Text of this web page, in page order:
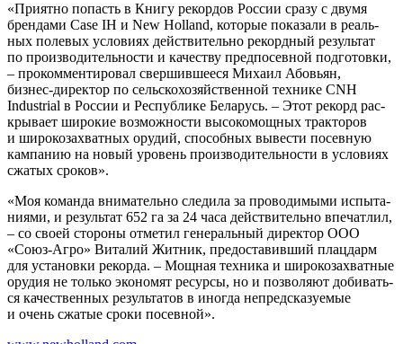
«При­ят­но попасть в Кни­гу рекор­дов Рос­сии сра­зу с дву­мя
брен­да­ми Case IH и New Holland, кото­рые пока­за­ли в реаль­
ных поле­вых усло­ви­ях дей­стви­тель­но рекорд­ный резуль­тат
по про­из­во­ди­тель­но­сти и каче­ству пред­по­сев­ной под­го­тов­ки,
– про­ком­мен­ти­ро­вал свер­шив­ше­е­ся Миха­ил Або­вьян,
бизнес‑директор по сель­ско­хо­зяй­ствен­ной тех­ни­ке CNH
Industrial в Рос­сии и Рес­пуб­ли­ке Бела­русь. – Этот рекорд рас­
кры­ва­ет широ­кие воз­мож­но­сти высо­ко­мощ­ных трак­то­ров
и широ­ко­за­хват­ных ору­дий, спо­соб­ных выве­сти посев­ную
кам­па­нию на новый уро­вень про­из­во­ди­тель­но­сти в усло­ви­ях
сжа­тых сроков».
«Моя коман­да вни­ма­тель­но сле­ди­ла за про­во­ди­мы­ми испы­та­
ни­я­ми, и резуль­тат 652 га за 24 часа дей­стви­тель­но впе­чат­лил,
– со сво­ей сто­ро­ны отме­тил гене­раль­ный дирек­тор ООО
«Союз‑Агро» Вита­лий Жит­ник, предо­ста­вив­ший плац­дарм
для уста­нов­ки рекор­да. – Мощ­ная тех­ни­ка и широ­ко­за­хват­ные
ору­дия не толь­ко эко­но­мят ресур­сы, но и поз­во­ля­ют доби­вать­
ся каче­ствен­ных резуль­та­тов в ино­гда непред­ска­зу­е­мые
и очень сжа­тые сро­ки посевной».